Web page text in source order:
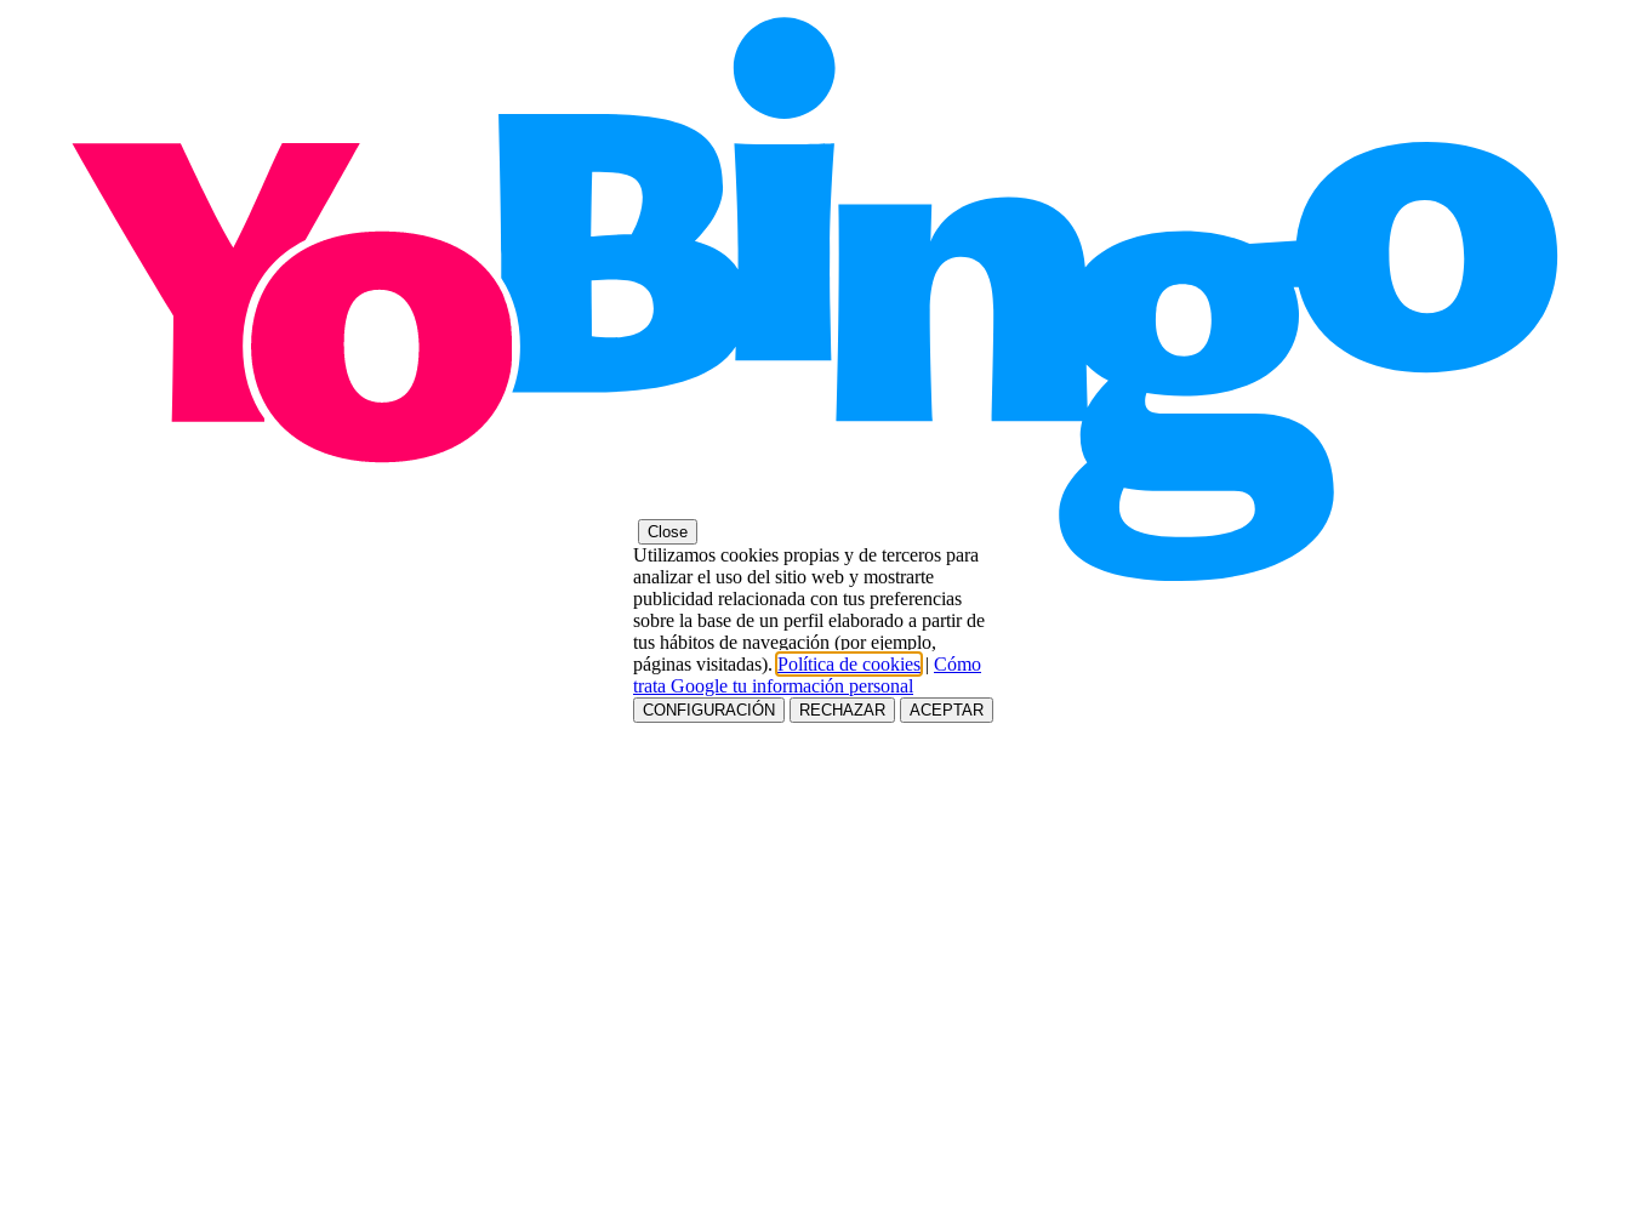
Close
Utilizamos cookies propias y de terceros para
analizar el uso del sitio web y mostrarte
publicidad relacionada con tus preferencias
sobre la base de un perfil elaborado a partir de
tus hábitos de navegación (por ejemplo,
páginas visitadas). Política de cookies | Cómo
trata Google tu información personal
CONFIGURACIÓN RECHAZAR ACEPTAR